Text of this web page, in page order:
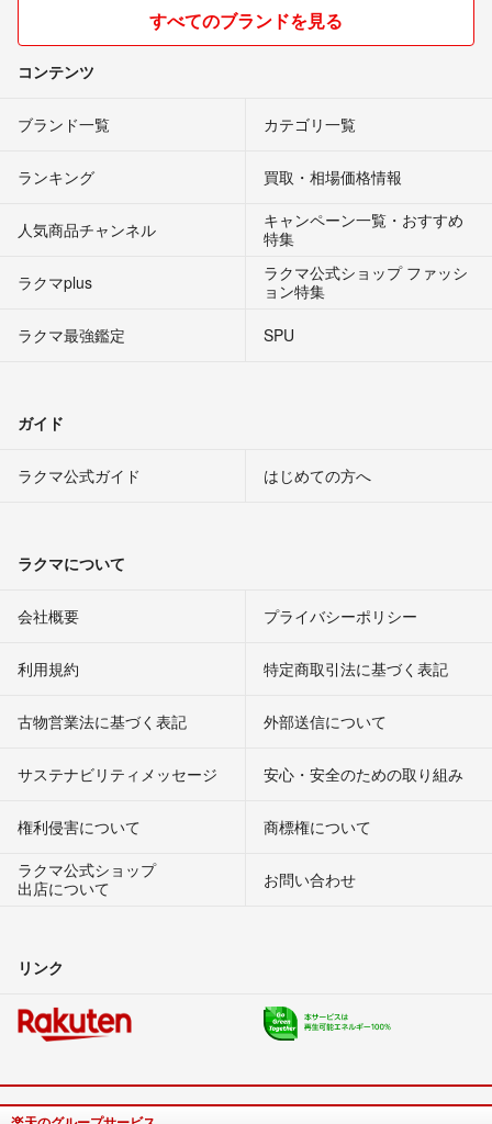
すべてのブランドを見る
コンテンツ
ブランド一覧 カテゴリ一覧
ランキング 買取・相場価格情報
人気商品チャンネル
キャンペーン一覧・おすすめ
特集
ラクマplus
ラクマ公式ショップ ファッシ
ョン特集
ラクマ最強鑑定
SPU
ガイド
ラクマ公式ガイド はじめての方へ
ラクマについて
会社概要 プライバシーポリシー
利用規約 特定商取引法に基づく表記
古物営業法に基づく表記 外部送信について
サステナビリティメッセージ 安心・安全のための取り組み
権利侵害について
商標権について
ラクマ公式ショップ
出店について
お問い合わせ
リンク